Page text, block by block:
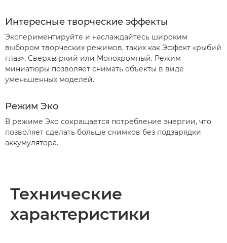
Интересные творческие эффекты
Экспериментируйте и наслаждайтесь широким
выбором творческих режимов, таких как Эффект «рыбий
глаз», Сверхъяркий или Монохромный. Режим
миниатюры позволяет снимать объекты в виде
уменьшенных моделей.
Режим Эко
В режиме Эко сокращается потребление энергии, что
позволяет сделать больше снимков без подзарядки
аккумулятора.
Технические
характеристики